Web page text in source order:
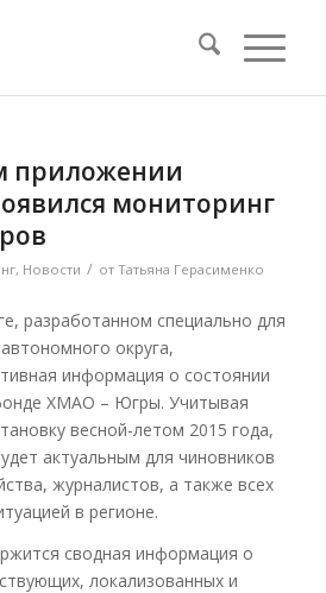
приложении
мониторинг
, Новости / от Татьяна Герасименко
разработанном специально для
округа,
информация о состоянии
ХМАО – Югры. Учитывая
весной-летом 2015 года,
актуальным для чиновников
журналистов, а также всех
в регионе.
сводная информация о
локализованных и